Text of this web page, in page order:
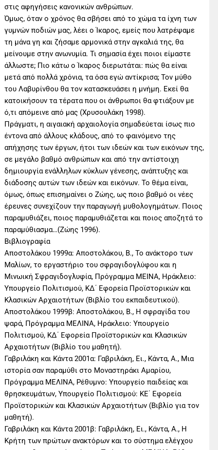
στις αφηγήσεις κανονικών ανθρώπων.
Όμως, όταν ο χρόνος θα σβήσει από το χώμα τα ίχνη των
γυμνών ποδιών μας, λέει ο Ίκαρος, εμείς που λατρέψαμε
τη μάνα γη και ζήσαμε αρμονικά στην αγκαλιά της, θα
μείνουμε στην ανωνυμία. Τι σημασία έχει ποιοι είμαστε
άλλωστε; Πιο κάτω ο Ίκαρος διερωτάται: πώς θα είναι
μετά από πολλά χρόνια, τα όσα εγώ αντίκρισα; Τον μύθο
του Λαβυρίνθου θα τον κατασκευάσει η μνήμη. Εκεί θα
κατοικήσουν τα τέρατα που οι άνθρωποι θα φτιάξουν με
ό,τι απόμεινε από μας (Χρυσουλάκη 1998).
Πράγματι, η αιγαιακή αρχαιολογία σημαδεύεται ίσως πιο
έντονα από άλλους κλάδους, από το φαινόμενο της
απήχησης των έργων, ήτοι των ιδεών και των εικόνων της,
σε μεγάλο βαθμό ανθρώπων και από την αντίστοιχη
δημιουργία ενάλληλων κύκλων γένεσης, ανάπτυξης και
διάδοσης αυτών των ιδεών και εικόνων. Το θέμα είναι,
όμως, όπως επισημαίνει ο Ζώης, ως ποιο βαθμό οι νέες
έρευνες συνεχίζουν την παραγωγή μυθολογημάτων. Ποιος
παραμυθιάζει, ποιος παραμυθιάζεται και ποιος αποζητά το
παραμύθιασμα…(Ζώης 1996).
Βιβλιογραφία
Αποστολάκου 1999α: Αποστολάκου, Β., Το ανάκτορο των
Μαλίων, το εργαστήριο του σφραγιδογλύφου και η
Μινωική Σφραγιδογλυφία, Πρόγραμμα ΜΕΙΝΑ, Ηράκλειο:
Υπουργείο Πολιτισμού, ΚΔ΄ Εφορεία Προϊστορικών και
Κλασικών Αρχαιοτήτων (Βιβλίο του εκπαιδευτικού).
Αποστολάκου 1999β: Αποστολάκου, Β., Η σφραγίδα του
ψαρά, Πρόγραμμα ΜΕΛΙΝΑ, Ηράκλειο: Υπουργείο
Πολιτισμού, ΚΔ΄ Εφορεία Προϊστορικών και Κλασικών
Αρχαιοτήτων (Βιβλίο του μαθητή).
Γαβριλάκη και Κάντα 2001α: Γαβριλάκη, Ει., Κάντα, Α., Μια
ιστορία σαν παραμύθι στο Μοναστηράκι Αμαρίου,
Πρόγραμμα ΜΕΛΙΝΑ, Ρέθυμνο: Υπουργείο παιδείας και
θρησκευμάτων, Υπουργείο Πολιτισμού: ΚΕ΄ Εφορεία
Προϊστορικών και Κλασικών Αρχαιοτήτων (Βιβλίο για τον
μαθητή).
Γαβριλάκη και Κάντα 2001β: Γαβριλάκη, Ει., Κάντα, Α., Η
Κρήτη των πρώτων ανακτόρων και το σύστημα ελέγχου